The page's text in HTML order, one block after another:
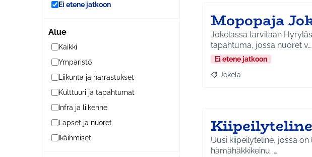
Ei etene jatkoon
Alue
Kaikki
Ympäristö
Liikunta ja harrastukset
Kulttuuri ja tapahtumat
Infra ja liikenne
Lapset ja nuoret
Ikäihmiset
Mopopaja
Jokelassa tarvitaan
tapahtuma, jossa nuoret v…
Ei etene jatkoon
Rajaa tulokset aihepiirin
Jokela
Uusi kiipeilyteline, jossa
hämähäkkikeinu. …